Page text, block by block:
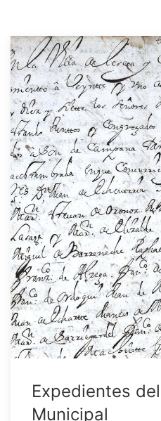
Expedientes
Municipal